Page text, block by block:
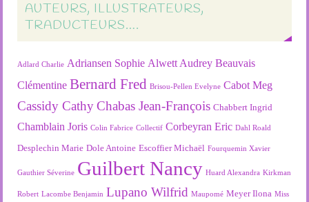
AUTEURS, ILLUSTRATEURS,
TRADUCTEURS….
Adlard Charlie Adriansen Sophie Alwett Audrey Beauvais
Clémentine Bernard Fred Brisou-Pellen Evelyne Cabot Meg
Cassidy Cathy Chabas Jean-François Chabbert Ingrid
Chamblain Joris Colin Fabrice Collectif Corbeyran Eric Dahl Roald
Desplechin Marie Dole Antoine Escoffier Michaël Fourquemin Xavier
Gauthier Séverine Guilbert Nancy Huard Alexandra Kirkman
Robert Lacombe Benjamin Lupano Wilfrid Maupomé Meyer Ilona Miss